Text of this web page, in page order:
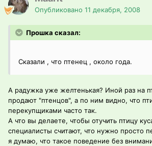
Опубликовано 11 декабря, 2008
Прошка сказал:
Сказали , что птенец , около года.
А радужка уже желтенькая? Иной раз на
продают "птенцов", а по ним видно, что
перекупщиками часто так.
А что вы делаете, чтобы отучить птицу
специалисты считают, что нужно просто
я думаю, что такое поведение без